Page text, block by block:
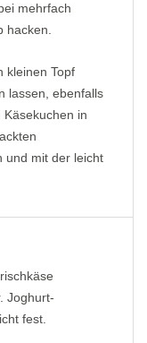
mehrfach
hacken.
kleinen Topf
lassen, ebenfalls
Käsekuchen in
und mit der leicht
Joghurt-
fest.